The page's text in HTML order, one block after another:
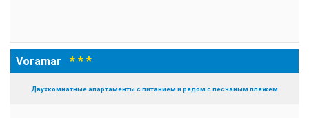
Voramar* * *
Двухкомнатные апартаменты с питанием и рядом с песчаным пляжем